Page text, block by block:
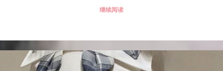
继续阅读